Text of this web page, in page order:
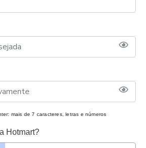
mais de 7 caracteres, letras e números
Hotmart?